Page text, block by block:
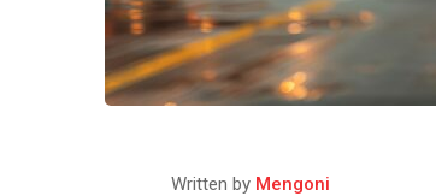
Written by Mengoni